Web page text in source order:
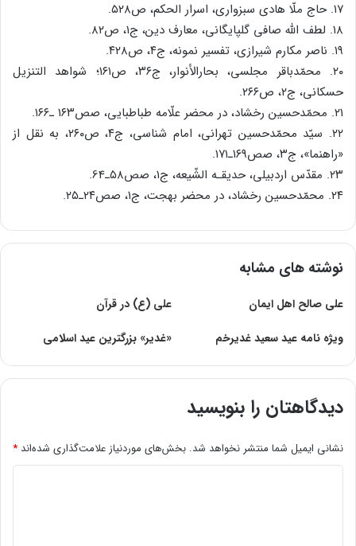
۱۷. حاج ملّا هادی سبزواری، اسرار الحکم، ص۵۲۸.
۱۸. لطف الله صافی گلپایگانی، معارف دین، ج۱، ص۸۲.
۱۹. ناصر مکارم شیرازی، تفسیر نمونه، ج۴، ص۴۲۸.
۲۰. محمّدباقر مجلسی، بحارالأنوار، ج۳۶، ص۱۶۱؛ شواهد التنزیل
حسکانی، ج۲، ص۲۶۶.
۲۱. محمّدحسین رخشاد، در محضر علّامه طباطبایی، صص۱۶۳ ـ۱۶۶.
۲۲. سیّد محمّدحسین تهرانی، امام شناسی، ج۴، ص۲۶۰، به نقل از
«راهنما»، ج۳، صص۱۶۹ـ۱۷۱.
۲۳. مقدّس اردبیلی، حدیقـه الشّیعه، ج۱، صص۵۸ـ‌64.
۲۴. محمّدحسین رخشاد، در محضر بهجت، ج۱، صص۲۴ـ۲۵.
نوشته های مشابه
علی صالح اهل ايمان
على (ع) در قرآن‏
ویژه نامه عید سعید غدیرخم
«غدير» بزرگترين عيد اسلامی
دیدگاهتان را بنویسید
نشانی ایمیل شما منتشر نخواهد شد. بخش‌های موردنیاز علامت‌گذاری شده‌اند *